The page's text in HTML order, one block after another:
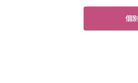
個